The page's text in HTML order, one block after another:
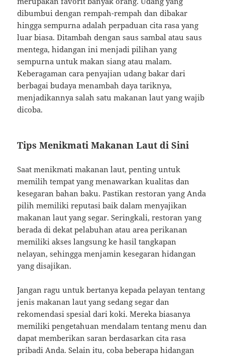
dibumbui dengan rempah-rempah dan dibakar
hingga sempurna adalah perpaduan cita rasa yang
luar biasa. Ditambah dengan saus sambal atau saus
mentega, hidangan ini menjadi pilihan yang
sempurna untuk makan siang atau malam.
Keberagaman cara penyajian udang bakar dari
berbagai budaya menambah daya tariknya,
menjadikannya salah satu makanan laut yang wajib
dicoba.
Tips Menikmati Makanan Laut di Sini
Saat menikmati makanan laut, penting untuk
memilih tempat yang menawarkan kualitas dan
kesegaran bahan baku. Pastikan restoran yang Anda
pilih memiliki reputasi baik dalam menyajikan
makanan laut yang segar. Seringkali, restoran yang
berada di dekat pelabuhan atau area perikanan
memiliki akses langsung ke hasil tangkapan
nelayan, sehingga menjamin kesegaran hidangan
yang disajikan.
Jangan ragu untuk bertanya kepada pelayan tentang
jenis makanan laut yang sedang segar dan
rekomendasi spesial dari koki. Mereka biasanya
memiliki pengetahuan mendalam tentang menu dan
dapat memberikan saran berdasarkan cita rasa
pribadi Anda. Selain itu, coba beberapa hidangan